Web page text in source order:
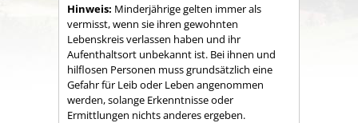
Hinweis: Minderjährige gelten immer als
vermisst, wenn sie ihren gewohnten
Lebenskreis verlassen haben und ihr
Aufenthaltsort unbekannt ist. Bei ihnen und
hilflosen Personen muss grundsätzlich eine
Gefahr für Leib oder Leben angenommen
werden, solange Erkenntnisse oder
Ermittlungen nichts anderes ergeben.